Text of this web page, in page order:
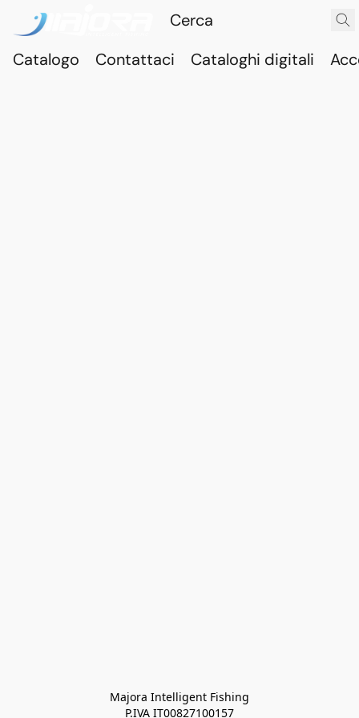
Catalogo Contattaci Cataloghi digitali
Majora Intelligent Fishing
P.IVA IT00827100157